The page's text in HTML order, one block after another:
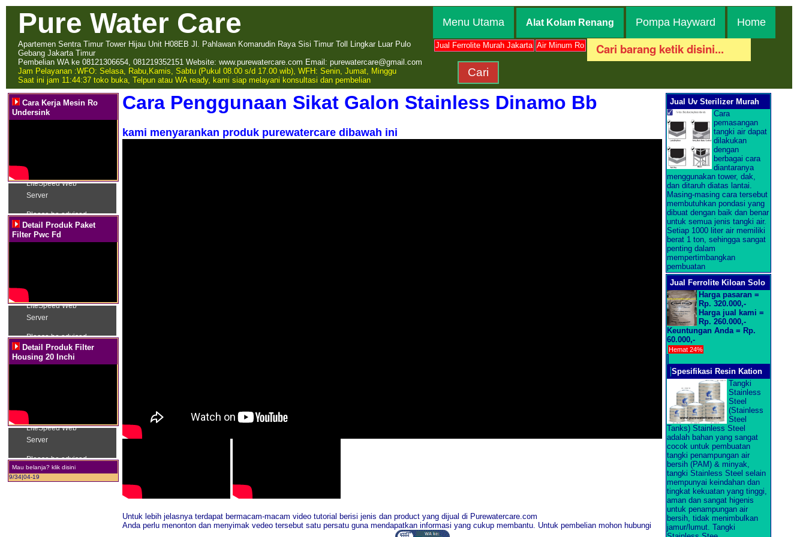
Pure Water Care
Apartemen Sentra Timur Tower Hijau Unit H08EB Jl. Pahlawan Komarudin Raya Sisi Timur Toll Lingkar Luar Pulo
Gebang Jakarta Timur
Pembelian WA ke 08121306654, 081219352151 Website: www.purewatercare.com Email: purewatercare@gmail.com
Jam Pelayanan :WFO: Selasa, Rabu,Kamis, Sabtu (Pukul 08.00 s/d 17.00 wib), WFH: Senin, Jumat, Minggu
Saat ini jam 11:44:37 toko buka, Telpun atau WA ready, kami siap melayani konsultasi dan pembelian
Menu Utama Alat Kolam Renang Pompa Hayward Home
Jual Ferrolite Murah Jakarta Air Minum Ro
Cara Kerja Mesin Ro
Undersink
Detail Produk Paket
Filter Pwc Fd
Detail Produk Filter
Housing 20 Inchi
Mau belanja? klik disini
9/34|04-19
Cara Penggunaan Sikat Galon Stainless Dinamo Bb
kami menyarankan produk purewatercare dibawah ini
Untuk lebih jelasnya terdapat bermacam-macam video tutorial berisi jenis dan product yang dijual di Purewatercare.com
Anda perlu menonton dan menyimak vedeo tersebut satu persatu guna mendapatkan informasi yang cukup membantu. Untuk pembelian mohon hubungi
Jual Uv Sterilizer Murah
Cara
pemasangan
tangki air dapat
dilakukan
dengan
berbagai cara
diantaranya
menggunakan tower, dak,
dan ditaruh diatas lantai.
Masing-masing cara tersebut
membutuhkan pondasi yang
dibuat dengan baik dan benar
untuk semua jenis tangki air.
Setiap 1000 liter air memiliki
berat 1 ton, sehingga sangat
penting dalam
mempertimbangkan
pembuatan
Jual Ferrolite Kiloan Solo
Harga pasaran =
Rp. 320.000,-
Harga jual kami =
Rp. 260.000,-
Keuntungan Anda = Rp.
60.000,-
Hemat 24%
Spesifikasi Resin Kation
Tangki
Stainless
Steel
(Stainless
Steel
Tanks) Stainless Steel
adalah bahan yang sangat
cocok untuk pembuatan
tangki penampungan air
bersih (PAM) & minyak,
tangki Stainless Steel selain
mempunyai keindahan dan
tingkat kekuatan yang tinggi,
aman dan sangat higenis
untuk penampungan air
bersih, tidak menimbulkan
jamur/lumut. Tangki